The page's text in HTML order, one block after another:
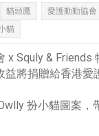
貓頭鷹 愛護動動協會
貓
x Squly & Friends
將捐贈給香港愛
扮小貓圖案，